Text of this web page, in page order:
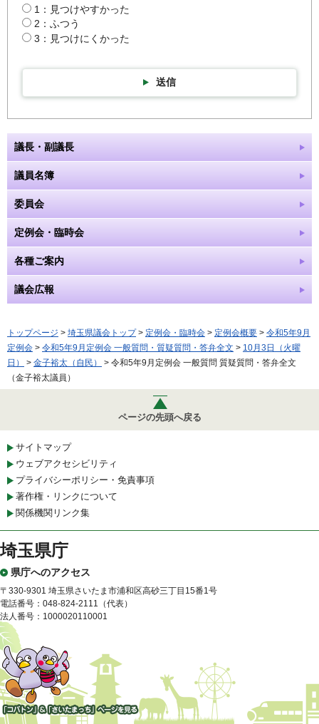
1：見つけやすかった
2：ふつう
3：見つけにくかった
送信
議長・副議長
議員名簿
委員会
定例会・臨時会
各種ご案内
議会広報
トップページ > 埼玉県議会トップ> 定例会・臨時会 > 定例会概要 > 令和5年9月
定例会 > 令和5年9月定例会 一般質問・質疑質問・答弁全文 > 10月3日（火曜
日）
> 金子裕太（自民）
> 令和5年9月定例会 一般質問 質疑質問・答弁全文
（金子裕太議員）
ページの先頭へ戻る
サイトマップ
ウェブアクセシビリティ
プライバシーポリシー・免責事項
著作権・リンクについて
関係機関リンク集
埼玉県庁
県庁へのアクセス
〒330-9301 埼玉県さいたま市浦和区高砂三丁目15番1号
電話番号：048-824-2111（代表）
法人番号：1000020110001
「コバトン」&「さいたまっ